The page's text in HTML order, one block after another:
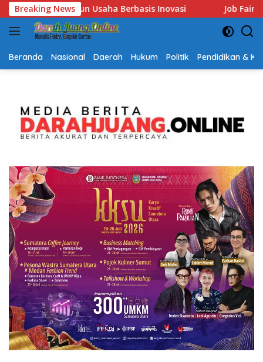
Langsung
ke
konten
Breaking News
Job Fair Kalsel 2026 Dibuka, Sediakan Hampir 2.000
Beranda Nasional Daerah Hukum Politik Pendidikan &